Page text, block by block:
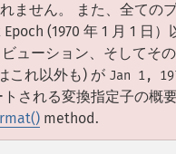
ません。 また、全ての
(1970 年 1 月 1 日
ューション、そしてそ
これ以外も) が Jan 1,
される変換指定子の概
method.